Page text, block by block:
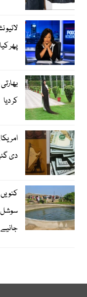
پھر
کر دیا
دی
سوشل
جانیے